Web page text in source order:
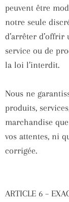
peuvent être
notre seule
d’arrêter
service ou de
la loi l’interdit.
Nous ne
produits,
marchandise
vos attentes, ni
corrigée.
ARTICLE 6 –